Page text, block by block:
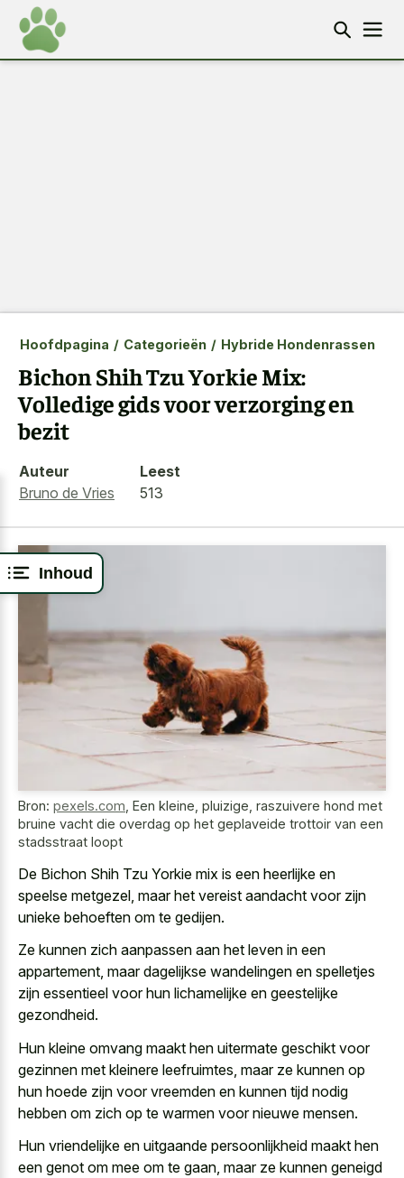
Inhoud
Hoofdpagina / Categorieën / Hybride Hondenrassen
Bichon Shih Tzu Yorkie Mix:
Volledige gids voor verzorging en
bezit
Auteur
Bruno de Vries
Leest
513
Bron: pexels.com Een kleine, pluizige, raszuivere hond met
bruine vacht die overdag op het geplaveide trottoir van een
stadsstraat loopt
De Bichon Shih Tzu Yorkie mix is een heerlijke en
speelse metgezel, maar het vereist aandacht voor zijn
unieke behoeften om te gedijen.
Ze kunnen zich aanpassen aan het leven in een
appartement, maar dagelijkse wandelingen en spelletjes
zijn essentieel voor hun lichamelijke en geestelijke
gezondheid.
Hun kleine omvang maakt hen uitermate geschikt voor
gezinnen met kleinere leefruimtes, maar ze kunnen op
hun hoede zijn voor vreemden en kunnen tijd nodig
hebben om zich op te warmen voor nieuwe mensen.
Hun vriendelijke en uitgaande persoonlijkheid maakt hen
een genot om mee om te gaan, maar ze kunnen geneigd